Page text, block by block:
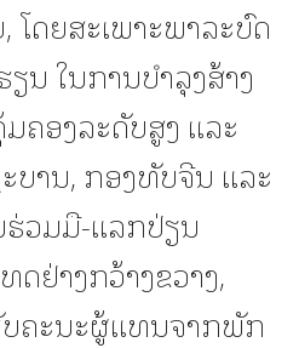
ດຍສະເພາະພາລະບົດ
ນ ໃນການບຳລຸງສ້າງ
ຄອງລະດັບສູງ ແລະ
ບານ, ກອງທັບຈີນ ແລະ
ວມມື-ແລກປ່ຽນ
ດຢ່າງກວ້າງຂວາງ,
ຄະນະຜູ້ແທນຈາກພັກ